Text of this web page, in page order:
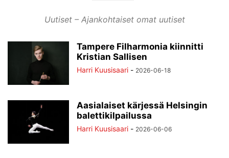
Uutiset – Ajankohtaiset omat uutiset
Tampere Filharmonia kiinnitti
Kristian Sallisen
Harri Kuusisaari - 2026-06-18
Aasialaiset kärjessä Helsingin
balettikilpailussa
Harri Kuusisaari - 2026-06-06